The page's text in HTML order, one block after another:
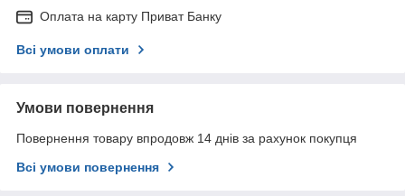
Оплата на карту Приват Банку
Всі умови оплати
Умови повернення
Повернення товару впродовж 14 днів за рахунок покупця
Всі умови повернення